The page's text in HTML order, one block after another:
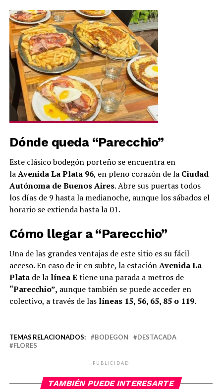
Dónde queda “Parecchio”
Este clásico bodegón porteño se encuentra en
laAvenida La Plata 96, en pleno corazón de la Ciudad
Autónoma de Buenos Aires. Abre sus puertas todos
los días de 9 hasta la medianoche, aunque los sábados el
horario se extienda hasta la 01.
Cómo llegar a “Parecchio”
Una de las grandes ventajas de este sitio es su fácil
acceso. En caso de ir en subte, la estaciónAvenida La
Platade lalínea E tiene una parada a metros de
“Parecchio”, aunque también se puede acceder en
colectivo, a través de las líneas 15, 56, 65, 85 o 119.
TEMAS RELACIONADOS: BODEGON
DESTACADA
FLORES
PUBLICIDAD
TAMBIÉN PUEDE INTERESARTE